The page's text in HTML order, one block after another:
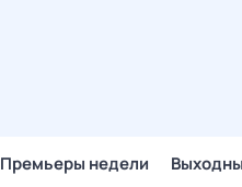
Премьеры недели